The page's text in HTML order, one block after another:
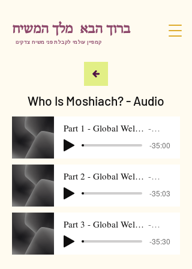
ברוך הבא מלך המשיח
קמפיין עולמי לקבלת פני משיח צדקינו
Who Is Moshiach? - Audio
Part 1 - Global Welcome Moshiach - 28 Nissan Artist
-35:00
Part 2 - Global Welcome Moshiach - 28 Nissan Artist
-35:03
Part 3 - Global Welcome Moshiach - 28 Nissan Artist
-35:30